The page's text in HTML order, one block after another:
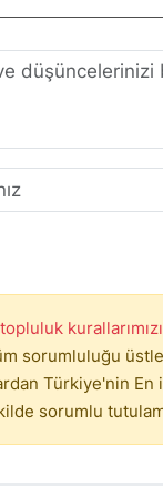
topluluk kurallarımızı
sorumluluğu
Türkiye'nin En
sorumlu